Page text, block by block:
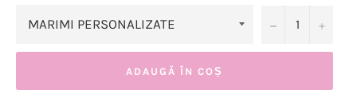
− +
ADAUGĂ ÎN COȘ